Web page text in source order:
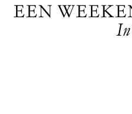
EEN